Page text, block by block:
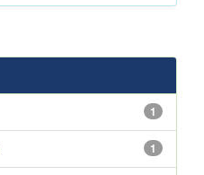
1
1